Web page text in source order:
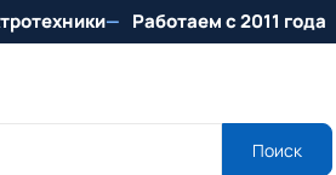
Работаем с 2011 года
Поиск